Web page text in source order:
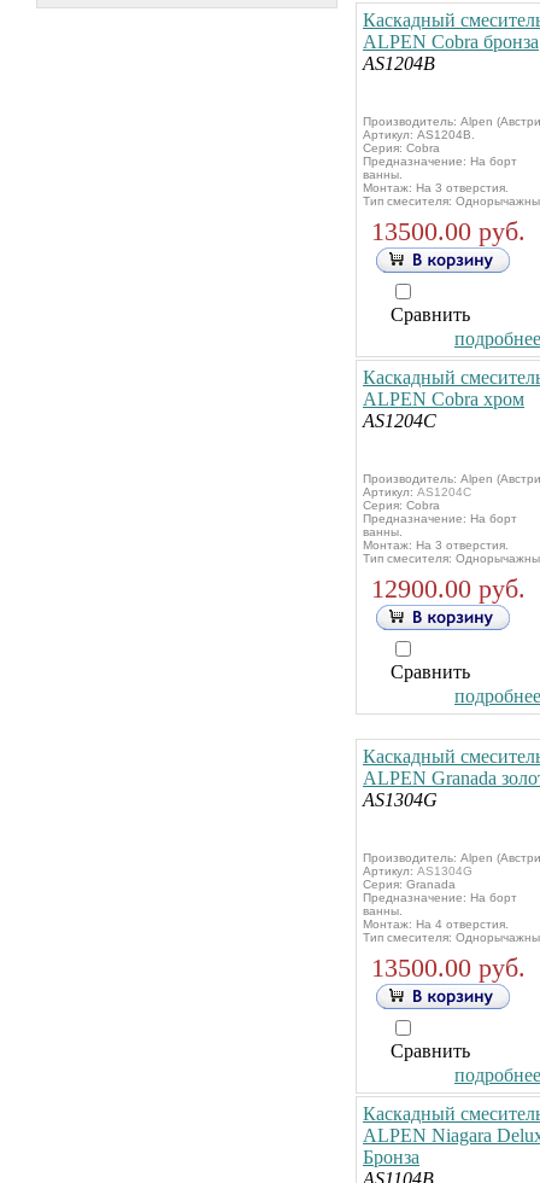
Каскадный
ALPEN Cobra бронза
AS1204B
Производитель: Alpen
Артикул: AS1204B.
Серия: Cobra
Предназначение: На борт
ванны.
Монтаж: На 3 отверстия.
Тип смесителя:
13500.00 руб.
Сравнить
Каскадный
ALPEN Cobra хром
AS1204C
Производитель: Alpen
Артикул: AS1204C
Серия: Cobra
Предназначение: На борт
ванны.
Монтаж: На 3 отверстия.
Тип смесителя:
12900.00 руб.
Сравнить
Каскадный
ALPEN Granada
AS1304G
Производитель: Alpen
Артикул: AS1304G
Серия: Granada
Предназначение: На борт
ванны.
Монтаж: На 4 отверстия.
Тип смесителя:
13500.00 руб.
Сравнить
Каскадный
ALPEN Niagara
Бронза
AS1104B